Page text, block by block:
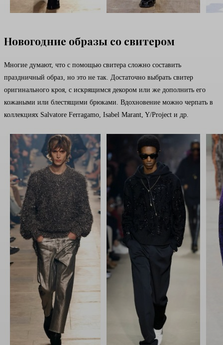
Новогодние образы со свитером
Многие думают, что с помощью свитера сложно составить
праздничный образ, но это не так. Достаточно выбрать свитер
оригинального кроя, с искрящимся декором или же дополнить его
кожаными или блестящими брюками. Вдохновение можно черпать в
коллекциях Salvatore Ferragamo, Isabel Marant, Y/Project и др.